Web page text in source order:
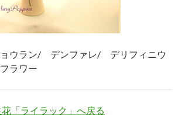
ウラン/ デンファレ/ デリフィニウ
ラワー
「ライラック」へ戻る